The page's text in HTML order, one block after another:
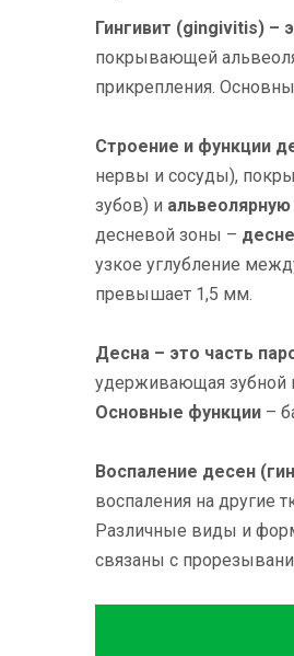
Гингивит (gingivitis) –
покрывающей
прикрепления.
Строение и функции
нервы и сосуды),
зубов) и альвеолярную
десневой зоны –
узкое углубление
превышает 1,5 мм.
Десна – это часть
удерживающая зубной
Основные функции –
Воспаление десен
воспаления на другие
Различные виды и
связаны с